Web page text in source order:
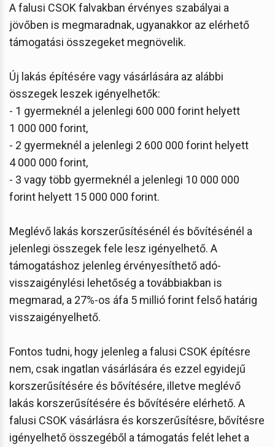
A falusi CSOK falvakban érvényes szabályai a
jövőben is megmaradnak, ugyanakkor az elérhető
támogatási összegeket megnövelik.
Új lakás építésére vagy vásárlására az alábbi
összegek leszek igényelhetők:
- 1 gyermeknél a jelenlegi 600 000 forint helyett
1 000 000 forint,
- 2 gyermeknél a jelenlegi 2 600 000 forint helyett
4 000 000 forint,
- 3 vagy több gyermeknél a jelenlegi 10 000 000
forint helyett 15 000 000 forint.
Meglévő lakás korszerűsítésénél és bővítésénél a
jelenlegi összegek fele lesz igényelhető. A
támogatáshoz jelenleg érvényesíthető adó-
visszaigénylési lehetőség a továbbiakban is
megmarad, a 27%-os áfa 5 millió forint felső határig
visszaigényelhető.
Fontos tudni, hogy jelenleg a falusi CSOK építésre
nem, csak ingatlan vásárlására és ezzel egyidejű
korszerűsítésére és bővítésére, illetve meglévő
lakás korszerűsítésére és bővítésére elérhető. A
falusi CSOK vásárlásra és korszerűsítésre, bővítésre
igényelhető összegéből a támogatás felét lehet a